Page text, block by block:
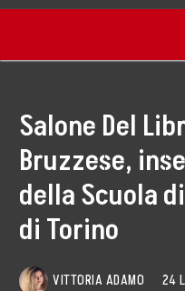
Home
Noi
Storia, Mission e
Fondatori
Salone Del
Bruzzese,
della Scuola
di Torino
VITTORIA ADAMO 24